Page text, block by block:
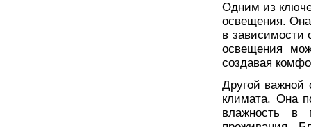
Одним из
освещения. Она
в зависимости
освещения
создавая
Другой важной
климата. Она
влажность в